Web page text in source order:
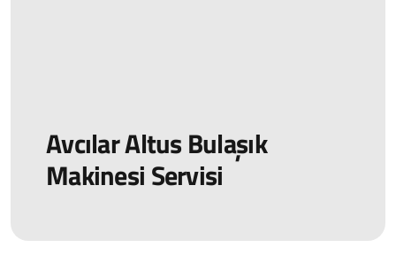
Avcılar Altus Bulaşık
Makinesi Servisi